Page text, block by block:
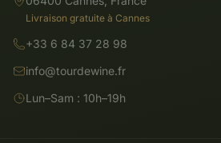
Livraison gratuite à Cannes
+33 6 84 37 28 98
info@tourdewine.fr
Lun–Sam : 10h–19h